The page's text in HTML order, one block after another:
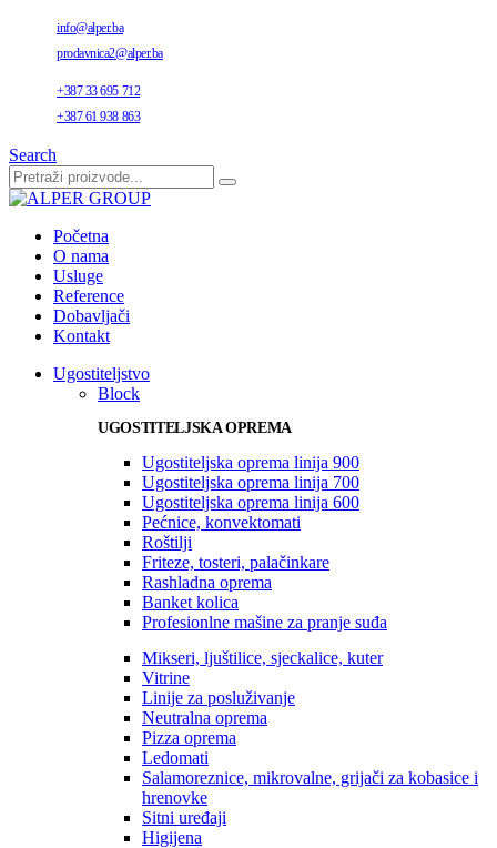
info@alper.ba
prodavnica2@alper.ba
+387 33 695 712
+387 61 938 863
Search
Početna
O nama
Usluge
Reference
Dobavljači
Kontakt
Ugostiteljstvo
Block
UGOSTITELJSKA OPREMA
Ugostiteljska oprema linija 900
Ugostiteljska oprema linija 700
Ugostiteljska oprema linija 600
Pećnice, konvektomati
Roštilji
Friteze, tosteri, palačinkare
Rashladna oprema
Banket kolica
Profesionlne mašine za pranje suđa
Mikseri, ljuštilice, sjeckalice, kuter
Vitrine
Linije za posluživanje
Neutralna oprema
Pizza oprema
Ledomati
Salamoreznice, mikrovalne, grijači za kobasice i
hrenovke
Sitni uređaji
Higijena